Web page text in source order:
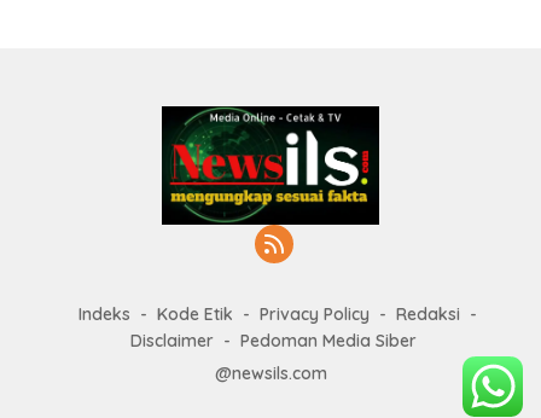
Indeks Kode Etik Privacy Policy
Redaksi
Disclaimer
Pedoman Media Siber
@newsils.com